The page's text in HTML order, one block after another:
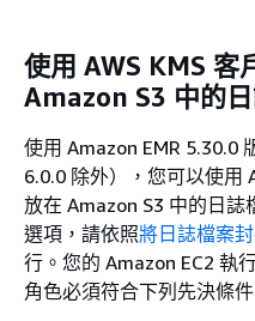
使用 AWS KMS 客
Amazon S3 中的
使用 Amazon EMR 5.30.0
6.0.0 除外），您可以使用
放在 Amazon S3 中的日
選項，請依照將日誌檔案
行。您的 Amazon EC2 執
角色必須符合下列先決條件